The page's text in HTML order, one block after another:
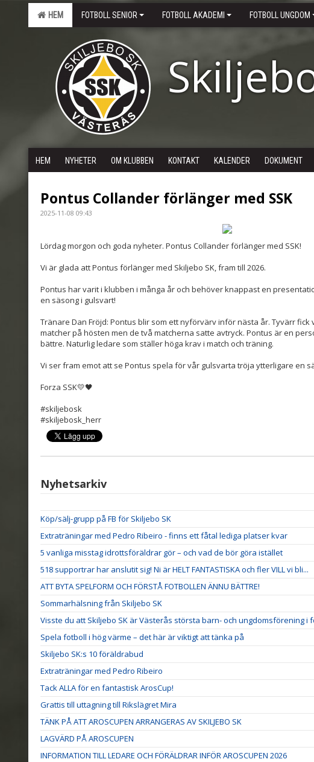
HEM FOTBOLL SENIOR FOTBOLL AKADEMI FOTBOLL UNGDOM
HEM NYHETER OM KLUBBEN KONTAKT KALENDER DOKUMENT
Pontus Collander förlänger med SSK
2025-11-08 09:43
Lördag morgon och goda nyheter. Pontus Collander förlänger med SSK!
Vi är glada att Pontus förlänger med Skiljebo SK, fram till 2026.
Pontus har varit i klubben i många år och behöver knappast en
en säsong i gulsvart!
Tränare Dan Fröjd: Pontus blir som ett nyförvärv inför nästa år. Tyvärr fick
matcher på hösten men de två matcherna satte avtryck. Pontus är en
bättre. Naturlig ledare som ställer höga krav i match och träning.
Vi ser fram emot att se Pontus spela för vår gulsvarta tröja ytterligare en
Forza SSK💛🖤
#skiljebosk
#skiljebosk_herr
Nyhetsarkiv
Köp/sälj-grupp på FB för Skiljebo SK
Extraträningar med Pedro Ribeiro - finns ett fåtal lediga platser kvar
5 vanliga misstag idrottsföräldrar gör – och vad de bör göra istället
518 supportrar har anslutit sig! Ni är HELT FANTASTISKA och fler VILL vi bli...
ATT BYTA SPELFORM OCH FÖRSTÅ FOTBOLLEN ÄNNU BÄTTRE!
Sommarhälsning från Skiljebo SK
Visste du att Skiljebo SK är Västerås största barn- och ungdomsförening i
Spela fotboll i hög värme – det här är viktigt att tänka på
Skiljebo SK:s 10 föräldrabud
Extraträningar med Pedro Ribeiro
Tack ALLA för en fantastisk ArosCup!
Grattis till uttagning till Rikslägret Mira
TÄNK PÅ ATT AROSCUPEN ARRANGERAS AV SKILJEBO SK
LAGVÄRD PÅ AROSCUPEN
INFORMATION TILL LEDARE OCH FÖRÄLDRAR INFÖR AROSCUPEN 2026